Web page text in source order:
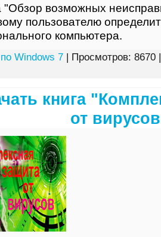
"Обзор возможных
пользователю
компьютера.
Windows 7| Просмотров: 8670
книга
от